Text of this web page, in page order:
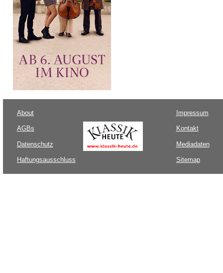
About
AGBs
Datenschutz
Haftungsausschluss
Impressum
Kontakt
Mediadaten
Sitemap